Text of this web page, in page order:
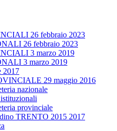
26 febbraio 2023
26 febbraio 2023
3 marzo 2019
3 marzo 2019
2017
29 maggio 2016
nazionale
provinciale
TRENTO 2015 2017